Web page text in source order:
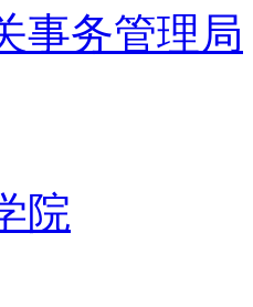
事务管理局
院